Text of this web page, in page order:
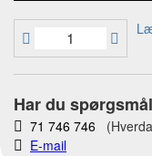
Har du
71 746 746
E-mail